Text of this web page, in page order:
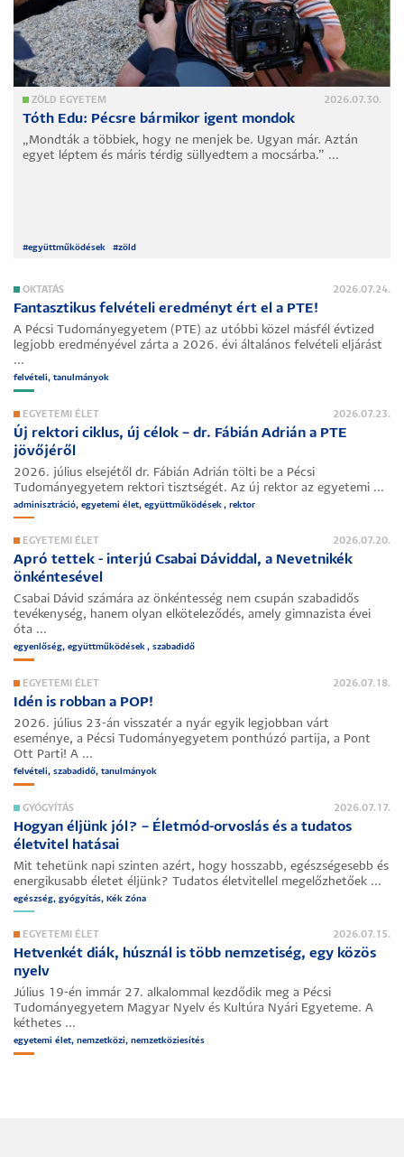
ZÖLD EGYETEM 2026.07.30.
Tóth Edu: Pécsre bármikor igent mondok
„Mondták a többiek, hogy ne menjek be. Ugyan már. Aztán
egyet léptem és máris térdig süllyedtem a mocsárba.” ...
#együttműködések #zöld
OKTATÁS 2026.07.24.
Fantasztikus felvételi eredményt ért el a PTE!
A Pécsi Tudományegyetem (PTE) az utóbbi közel másfél évtized
legjobb eredményével zárta a 2026. évi általános felvételi eljárást
...
felvételi, tanulmányok
EGYETEMI ÉLET 2026.07.23.
Új rektori ciklus, új célok – dr. Fábián Adrián a PTE
jövőjéről
2026. július elsejétől dr. Fábián Adrián tölti be a Pécsi
Tudományegyetem rektori tisztségét. Az új rektor az egyetemi ...
adminisztráció, egyetemi élet, együttműködések , rektor
EGYETEMI ÉLET 2026.07.20.
Apró tettek - interjú Csabai Dáviddal, a Nevetnikék
önkéntesével
Csabai Dávid számára az önkéntesség nem csupán szabadidős
tevékenység, hanem olyan elköteleződés, amely gimnazista évei
óta ...
egyenlőség, együttműködések , szabadidő
EGYETEMI ÉLET 2026.07.18.
Idén is robban a POP!
2026. július 23-án visszatér a nyár egyik legjobban várt
eseménye, a Pécsi Tudományegyetem ponthúzó partija, a Pont
Ott Parti! A ...
felvételi, szabadidő, tanulmányok
GYÓGYÍTÁS 2026.07.17.
Hogyan éljünk jól? – Életmód-orvoslás és a tudatos
életvitel hatásai
Mit tehetünk napi szinten azért, hogy hosszabb, egészségesebb és
energikusabb életet éljünk? Tudatos életvitellel megelőzhetőek ...
egészség, gyógyítás, Kék Zóna
EGYETEMI ÉLET 2026.07.15.
Hetvenkét diák, húsznál is több nemzetiség, egy közös
nyelv
Július 19-én immár 27. alkalommal kezdődik meg a Pécsi
Tudományegyetem Magyar Nyelv és Kultúra Nyári Egyeteme. A
kéthetes ...
egyetemi élet, nemzetközi, nemzetköziesítés